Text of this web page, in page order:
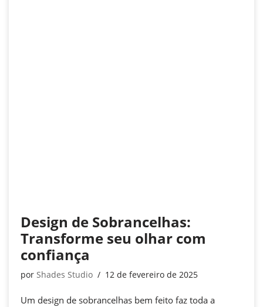
Design de Sobrancelhas:
Transforme seu olhar com
confiança
por Shades Studio 12 de fevereiro de 2025
Um design de sobrancelhas bem feito faz toda a